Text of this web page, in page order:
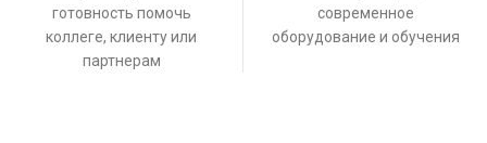
готовность помочь
коллеге, клиенту или
партнерам
современное
оборудование и обучения